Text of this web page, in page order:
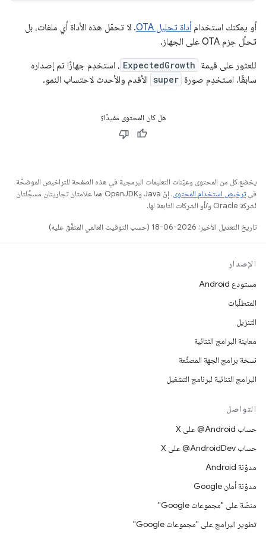
أو يمكنك استخدام أداة تحليل OTA
. لا تحمّل هذه الأداة أي ملفات، بل
تحلّل حِزم OTA على الجهاز.
للعثور على قيمة ExpectedGrowth ، استخدِم جهازًا تم إصداره
سابقًا. استخدِم صورة super الأقدم والأحدث لاحتساب النمو.
هل كان المحتوى مفيدًا؟
يخضع كل من المحتوى وعيّنات التعليمات البرمجية في هذه الصفحة للتراخيص الموضحّة
فيترخيص استخدام المحتوى
. إنّ Java وOpenJDK هما علامتان تجاريتان مسجَّلتان
لشركة Oracle و/أو الشركات التابعة لها.
تاريخ التعديل الأخير: 2026-06-18 (حسب التوقيت العالمي المتفَّق عليه)
الإصدار
مستودع Android
المتطلّبات
التنزيل
معاينة البرامج الثنائية
نسخة برامج الجهة المصنِّعة
البرامج الثنائية لبرنامج التشغيل
التواصل
حساب ‎@Android على X
حساب ‎@AndroidDev على X
مدوّنة Android
مدوّنة أمان Google
منصّة على "مجموعات Google"
تطوير البرامج على "مجموعات Google"